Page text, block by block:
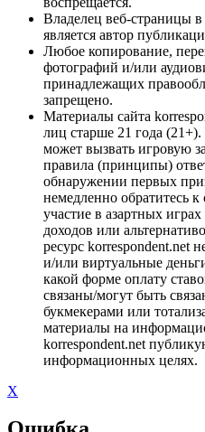
Владелец веб-страницы
является автор
Любое копирование,
фотографий и/или
принадлежащих
запрещено.
Материалы сайта
лиц старше 21 года
может вызвать игровую
правила (принципы)
обнаружении первых
немедленно обратитесь
участие в азартных
доходов или
ресурс korrespondent.net
и/или виртуальные
какой форме оплату
связаны/могут быть
букмекерами или
материалы на
korrespondent.net
информационных целях.
X